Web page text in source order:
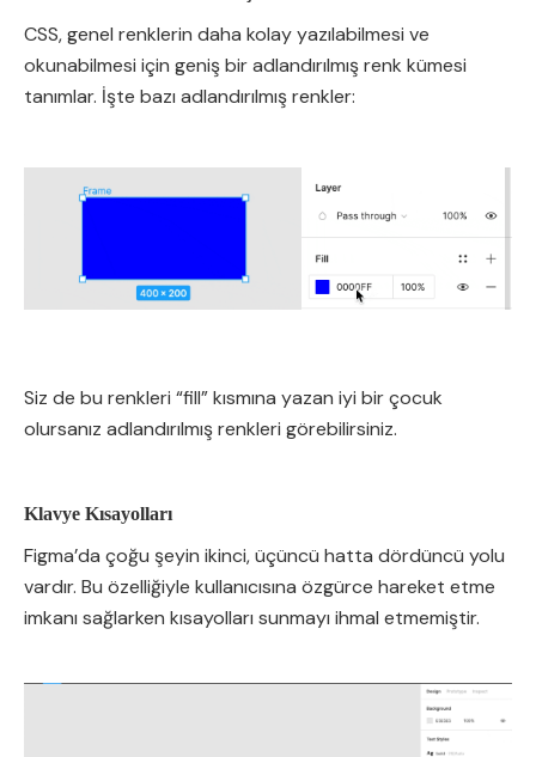
CSS, genel renklerin daha kolay yazılabilmesi ve
okunabilmesi için geniş bir adlandırılmış renk kümesi
tanımlar. İşte bazı adlandırılmış renkler:
Siz de bu renkleri “fill” kısmına yazan iyi bir çocuk
olursanız adlandırılmış renkleri görebilirsiniz.
Klavye Kısayolları
Figma’da çoğu şeyin ikinci, üçüncü hatta dördüncü yolu
vardır. Bu özelliğiyle kullanıcısına özgürce hareket etme
imkanı sağlarken kısayolları sunmayı ihmal etmemiştir.